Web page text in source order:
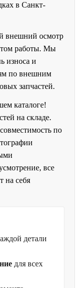
в Санкт-
внешний осмотр
работы. Мы
износа и
по внешним
запчастей.
каталоге!
на складе.
по
все
на себя
детали
для всех